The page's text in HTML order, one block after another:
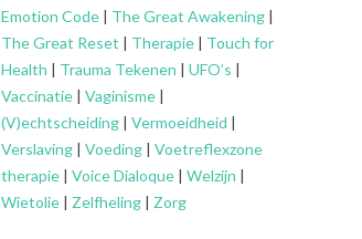
Emotion Code | The Great Awakening |
The Great Reset | Therapie | Touch for
Health | Trauma Tekenen | UFO’s |
Vaccinatie | Vaginisme |
(V)echtscheiding | Vermoeidheid |
Verslaving | Voeding | Voetreflexzone
therapie | Voice Dialoque | Welzijn |
Wietolie | Zelfheling | Zorg